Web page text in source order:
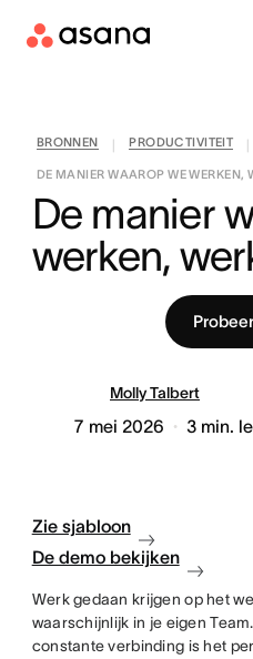
Contact
BRONNEN PRODUCTIVITEIT
DE MANIER WAAROP WE WERKEN,
De manier
werken,
Molly Talbert
7 mei 2026 3 min.
Zie sjabloon
De demo bekijken
Werk gedaan krijgen op het
waarschijnlijk in je eigen
constante verbinding is het